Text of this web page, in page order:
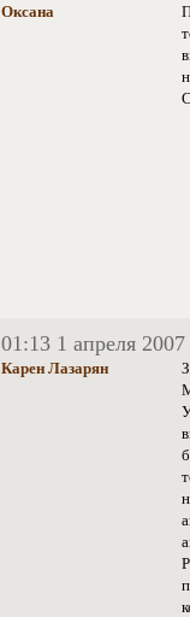
Оксана
01:13 1 апреля 2007
Карен Лазарян